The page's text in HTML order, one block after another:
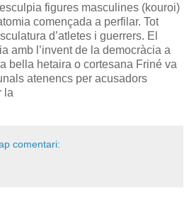
figures masculines (kouroi)
començada a perfilar. Tot
d’atletes i guerrers. El
amb l’invent de la democràcia a
bella hetaira o cortesana Friné va
atenencs per acusadors
la
comentari: